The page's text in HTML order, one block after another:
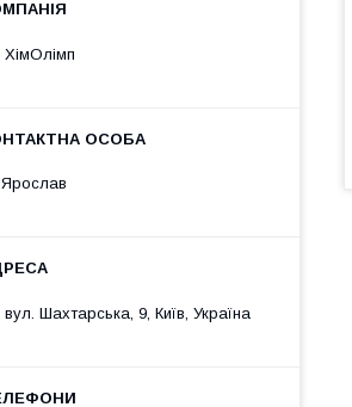
ХімОлімп
Ярослав
вул. Шахтарська, 9, Київ, Україна